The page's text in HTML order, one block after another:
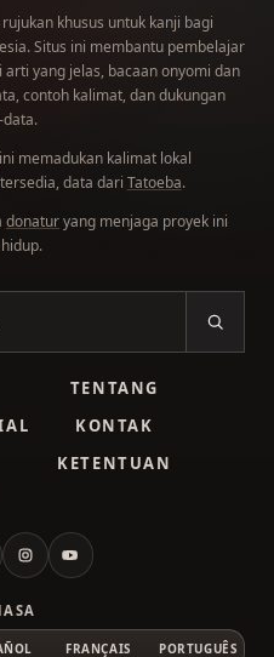
khusus untuk kanji bagi
Situs ini membantu pembelajar
yang jelas, bacaan onyomi dan
contoh kalimat, dan dukungan
data.
memadukan kalimat lokal
data dari Tatoeba.
donaturyang menjaga proyek ini
TENTANG
KONTAK
KETENTUAN
InstagramYouTube
FRANÇAIS PORTUGUÊS